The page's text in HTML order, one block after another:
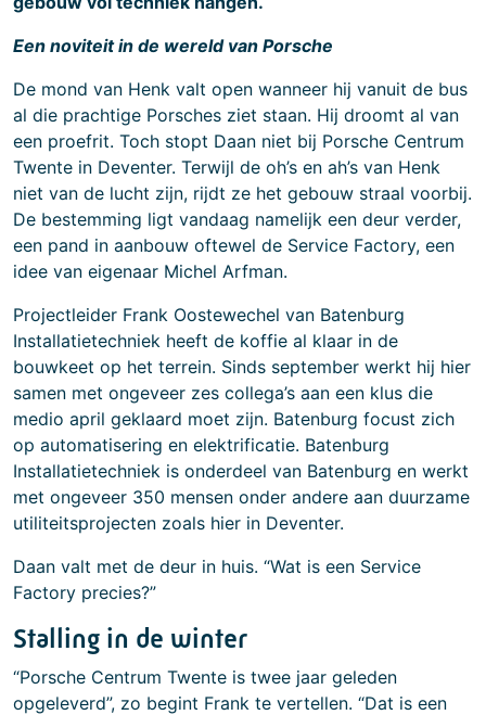
Een noviteit in de wereld van Porsche
De mond van Henk valt open wanneer hij vanuit de bus
al die prachtige Porsches ziet staan. Hij droomt al van
een proefrit. Toch stopt Daan niet bij Porsche Centrum
Twente in Deventer. Terwijl de oh’s en ah’s van Henk
niet van de lucht zijn, rijdt ze het gebouw straal voorbij.
De bestemming ligt vandaag namelijk een deur verder,
een pand in aanbouw oftewel de Service Factory, een
idee van eigenaar Michel Arfman.
Projectleider Frank Oostewechel van Batenburg
Installatietechniek heeft de koffie al klaar in de
bouwkeet op het terrein. Sinds september werkt hij hier
samen met ongeveer zes collega’s aan een klus die
medio april geklaard moet zijn. Batenburg focust zich
op automatisering en elektrificatie. Batenburg
Installatietechniek is onderdeel van Batenburg en werkt
met ongeveer 350 mensen onder andere aan duurzame
utiliteitsprojecten zoals hier in Deventer.
Daan valt met de deur in huis. “Wat is een Service
Factory precies?”
Stalling in de winter
“Porsche Centrum Twente is twee jaar geleden
opgeleverd”, zo begint Frank te vertellen. “Dat is een